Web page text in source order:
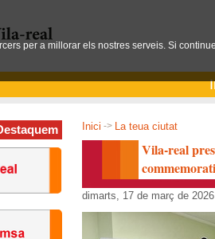
Inici -> La teua ciutat
Vila-real
dimarts, 17 de març de 2026
per a millorar els nostres serveis. Si